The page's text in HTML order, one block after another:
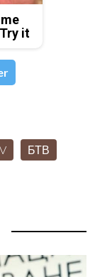
it
БТВ